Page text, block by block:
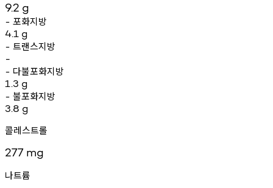
9.2 g
- 포화지방
4.1 g
- 트랜스지방
-
- 다불포화지방
1.3 g
- 불포화지방
3.8 g
콜레스트롤
277 mg
나트륨